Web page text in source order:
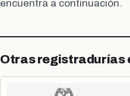
encuentra a continuación.
Otras registradurías